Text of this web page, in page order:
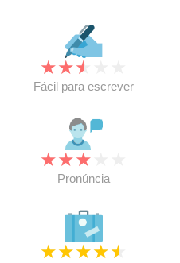
★★★
Fácil para escrever
★★★
Pronúncia
★★★★★